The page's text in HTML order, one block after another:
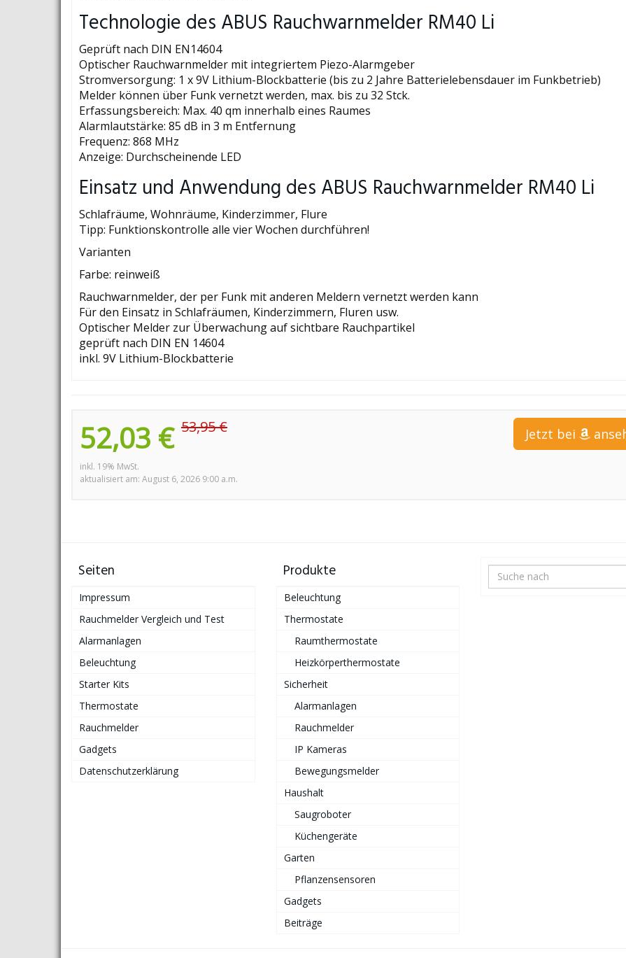
Technologie des ABUS Rauchwarnmelder RM40 Li
Geprüft nach DIN EN14604
Optischer Rauchwarnmelder mit integriertem Piezo-Alarmgeber
Stromversorgung: 1 x 9V Lithium-Blockbatterie (bis zu 2 Jahre Batterielebensdauer im Funkbetrieb)
Melder können über Funk vernetzt werden, max. bis zu 32 Stck.
Erfassungsbereich: Max. 40 qm innerhalb eines Raumes
Alarmlautstärke: 85 dB in 3 m Entfernung
Frequenz: 868 MHz
Anzeige: Durchscheinende LED
Einsatz und Anwendung des ABUS Rauchwarnmelder RM40 Li
Schlafräume, Wohnräume, Kinderzimmer, Flure
Tipp: Funktionskontrolle alle vier Wochen durchführen!
Varianten
Farbe: reinweiß
Rauchwarnmelder, der per Funk mit anderen Meldern vernetzt werden kann
Für den Einsatz in Schlafräumen, Kinderzimmern, Fluren usw.
Optischer Melder zur Überwachung auf sichtbare Rauchpartikel
geprüft nach DIN EN 14604
inkl. 9V Lithium-Blockbatterie
52,03 € 53,95 €
inkl. 19% MwSt.
aktualisiert am: August 6, 2026 9:00 a.m.
Jetzt bei
Seiten
Impressum
Rauchmelder Vergleich und Test
Alarmanlagen
Beleuchtung
Starter Kits
Thermostate
Rauchmelder
Gadgets
Datenschutzerklärung
Produkte
Beleuchtung
Thermostate
Raumthermostate
Heizkörperthermostate
Sicherheit
Alarmanlagen
Rauchmelder
IP Kameras
Bewegungsmelder
Haushalt
Saugroboter
Küchengeräte
Garten
Pflanzensensoren
Gadgets
Beiträge